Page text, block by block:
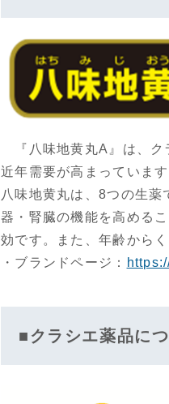
『八味地黄丸A』は、ク
近年需要が高まっています
八味地黄丸は、8つの生
器・腎臓の機能を高める
効です。また、年齢から
・ブランドページ：
■クラシエ薬品に